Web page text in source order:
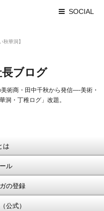
SOCIAL
秋華洞】
ブログ
術商・田中千秋から発信—-美術・
洞・丁稚ログ」改題。
は
ル
の登録
公式）